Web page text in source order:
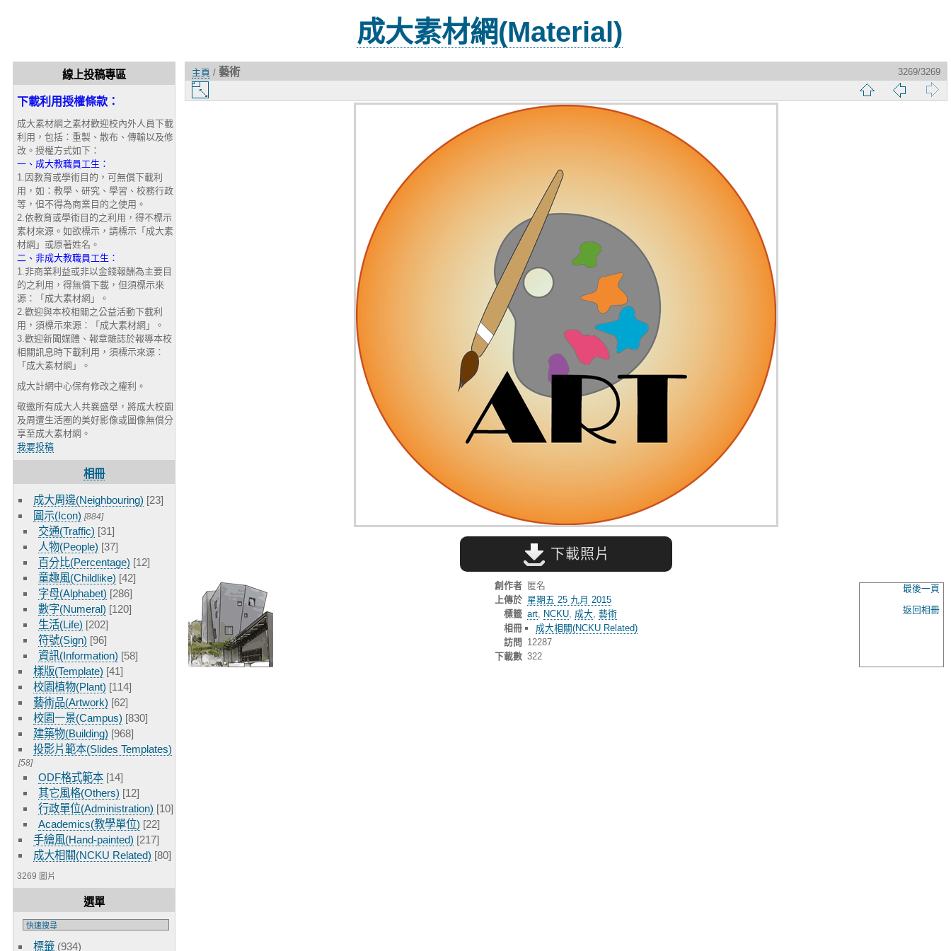
成大素材網(Material)
線上投稿專區
下載利用授權條款：
成大素材網之素材歡迎校內外人員下載
利用，包括：重製、散布、傳輸以及修
改。授權方式如下：
一、成大教職員工生：
1.因教育或學術目的，可無償下載利
用，如：教學、研究、學習、校務行政
等，但不得為商業目的之使用。
2.依教育或學術目的之利用，得不標示
素材來源。如欲標示，請標示「成大素
材網」或原著姓名。
二、非成大教職員工生：
1.非商業利益或非以金錢報酬為主要目
的之利用，得無償下載，但須標示來
源：「成大素材網」。
2.歡迎與本校相關之公益活動下載利
用，須標示來源：「成大素材網」。
3.歡迎新聞媒體、報章雜誌於報導本校
相關訊息時下載利用，須標示來源：
「成大素材網」。
成大計網中心保有修改之權利。
敬邀所有成大人共襄盛舉，將成大校園
及周遭生活圈的美好影像或圖像無償分
享至成大素材網。
我要投稿
相冊
成大周邊(Neighbouring) [23]
圖示(Icon) [884]
交通(Traffic) [31]
人物(People) [37]
百分比(Percentage) [12]
童趣風(Childlike) [42]
字母(Alphabet) [286]
數字(Numeral) [120]
生活(Life) [202]
符號(Sign) [96]
資訊(Information) [58]
樣版(Template) [41]
校園植物(Plant) [114]
藝術品(Artwork) [62]
校園一景(Campus) [830]
建築物(Building) [968]
投影片範本(Slides Templates)
[58]
ODF格式範本 [14]
其它風格(Others) [12]
行政單位(Administration) [10]
Academics(教學單位) [22]
手繪風(Hand-painted) [217]
成大相關(NCKU Related) [80]
3269 圖片
選單
標籤 (934)
主頁 / 藝術
3269/3269
略
頁
一
片
下載照片
最後一頁
返回相冊
創作者 匿名
上傳於 星期五 25 九月 2015
標籤 art, NCKU, 成大 藝術
相冊
成大相關(NCKU Related)
訪問
12287
下載數 322